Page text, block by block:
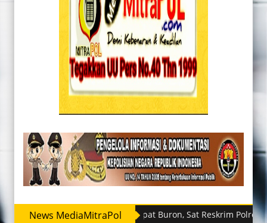
News MediaMitraPolSempat Buron, Sat Reskrim Polres Sergai